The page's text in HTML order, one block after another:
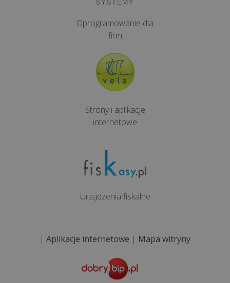
Oprogramowanie dla
firm
Strony i aplikacje
internetowe
Urządzenia fiskalne
| Aplikacje internetowe | Mapa witryny